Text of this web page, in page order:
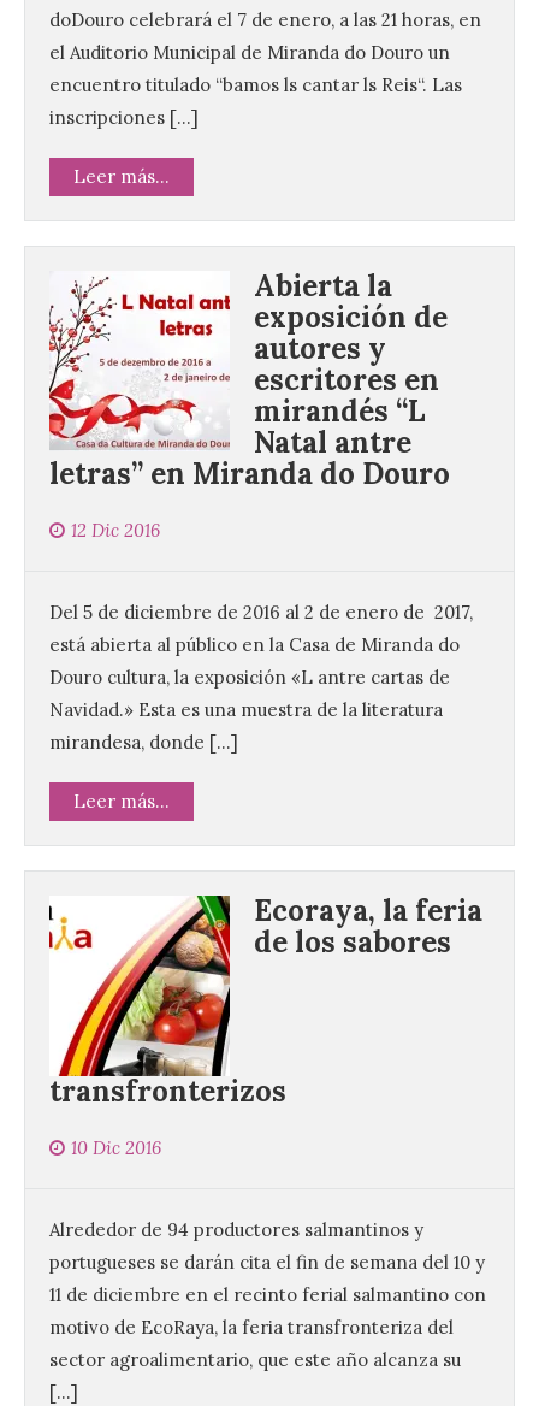
doDouro celebrará el 7 de enero, a las 21 horas, en
el Auditorio Municipal de Miranda do Douro un
encuentro titulado “bamos ls cantar ls Reis“. Las
inscripciones […]
Leer más...
Abierta la
exposición de
autores y
escritores en
mirandés “L
Natal antre
letras” en Miranda do Douro
12 Dic 2016
Del 5 de diciembre de 2016 al 2 de enero de 2017,
está abierta al público en la Casa de Miranda do
Douro cultura, la exposición «L antre cartas de
Navidad.» Esta es una muestra de la literatura
mirandesa, donde […]
Leer más...
Ecoraya, la feria
de los sabores
transfronterizos
10 Dic 2016
Alrededor de 94 productores salmantinos y
portugueses se darán cita el fin de semana del 10 y
11 de diciembre en el recinto ferial salmantino con
motivo de EcoRaya, la feria transfronteriza del
sector agroalimentario, que este año alcanza su
[…]